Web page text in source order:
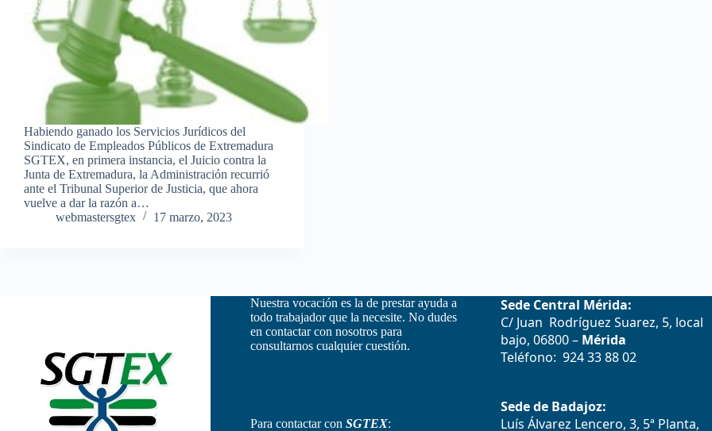
Habiendo ganado los Servicios Jurídicos del
Sindicato de Empleados Públicos de Extremadura
SGTEX, en primera instancia, el Juicio contra la
Junta de Extremadura, la Administración recurrió
ante el Tribunal Superior de Justicia, que ahora
vuelve a dar la razón a…
webmastersgtex
17 marzo, 2023
Nuestra vocación es la de prestar ayuda a
todo trabajador que la necesite. No dudes
en contactar con nosotros para
consultarnos cualquier cuestión.
Para contactar con SGTEX:
Sede Central Mérida:
C/ Juan Rodríguez Suarez, 5, local
bajo, 06800 – Mérida
Teléfono: 924 33 88 02
Sede de Badajoz:
Luís Álvarez Lencero, 3, 5ª Planta,